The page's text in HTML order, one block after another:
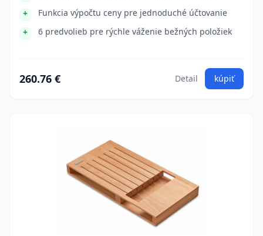
Funkcia výpočtu ceny pre jednoduché účtovanie
6 predvolieb pre rýchle váženie bežných položiek
260.76 € Detail kúpiť